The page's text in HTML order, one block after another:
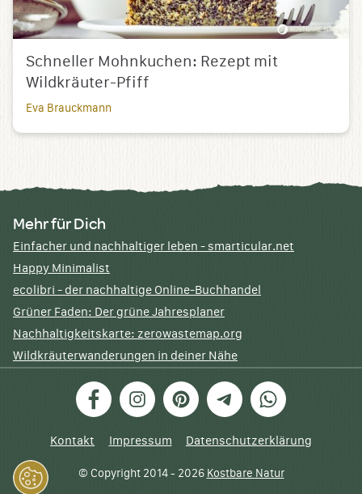
Schneller Mohnkuchen: Rezept mit
Wildkräuter-Pfiff
Eva Brauckmann
Mehr für Dich
Einfacher und nachhaltiger leben - smarticular.net
Happy Minimalist
ecolibri - der nachhaltige Online-Buchhandel
Grüner Faden: Der grüne Jahresplaner
Nachhaltigkeitskarte: zerowastemap.org
Wildkräuterwanderungen in deiner Nähe
FacebookInstagramPinterestTelegramWhatsApp
Kontakt Impressum Datenschutzerklärung
© Copyright 2014 - 2026 Kostbare Natur